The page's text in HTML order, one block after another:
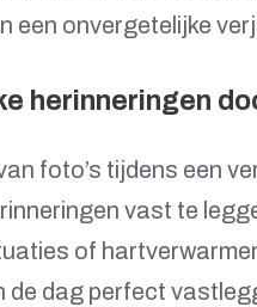
een onvergetelijke
herinneringen
foto’s tijdens een
vast te
of
de dag perfect